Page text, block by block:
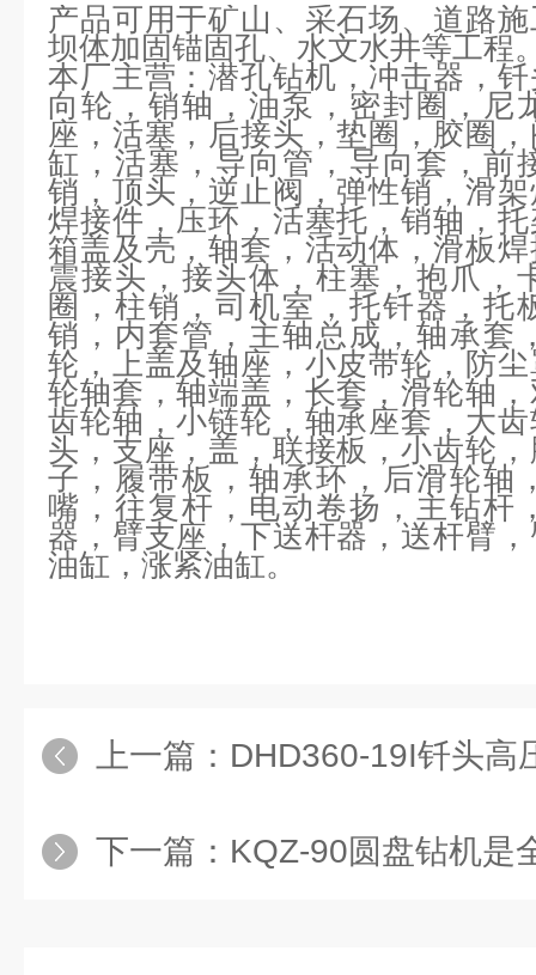
产品可用于矿山、采石场、道路
坝体加固锚固孔、水文水井等工程
本厂主营：潜孔钻机，冲击器，
向轮，销轴，油泵，密封圈，尼
座，活塞，后接头，垫圈，胶圈
缸，活塞，导向管，导向套，前
销，顶头，逆止阀，弹性销，滑
焊接件，压环，活塞托，销轴，
箱盖及壳，轴套，活动体，滑板
震接头，接头体，柱塞，抱爪，
圈，柱销，司机室，托钎器，托
销，内套管，主轴总成，轴承套
轮，上盖及轴座，小皮带轮，防
轮轴套，轴端盖，长套，滑轮轴
齿轮轴，小链轮，轴承座套，大
头，支座，盖，联接板，小齿轮
子，履带板，轴承环，后滑轮轴
嘴，往复杆，电动卷扬，主钻杆
器，臂支座，下送杆器，送杆臂
油缸，涨紧油缸。
上一篇： DHD360-19I钎头高
下一篇： KQZ-90圆盘钻机是全气